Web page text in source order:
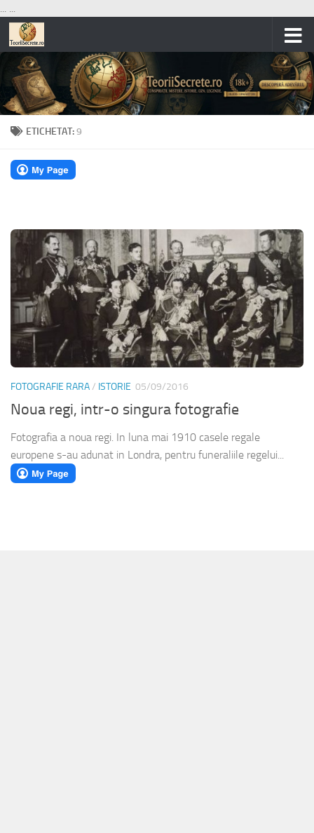
... ...
Skip to content
ETICHETAT:9
FOTOGRAFIE RARA/ ISTORIE 05/09/2016
Noua regi, intr-o singura fotografie
Fotografia a noua regi. In luna mai 1910 casele regale
europene s-au adunat in Londra, pentru funeraliile regelui...